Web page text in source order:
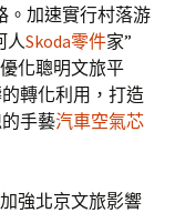
。加速實行村落游
人Skoda零件家”
化聰明文旅平
轉化利用，打造
手藝汽車空氣芯
強北京文旅影響